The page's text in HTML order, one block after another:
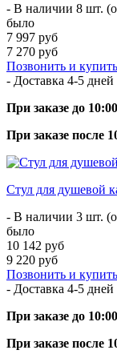
- В наличии 8 шт.
было
7 997 руб
7 270 руб
Позвонить и купить
- Доставка 4-5 дней
При заказе до 10:00
При заказе после
Стул для душевой
- В наличии 3 шт.
было
10 142 руб
9 220 руб
Позвонить и купить
- Доставка 4-5 дней
При заказе до 10:00
При заказе после